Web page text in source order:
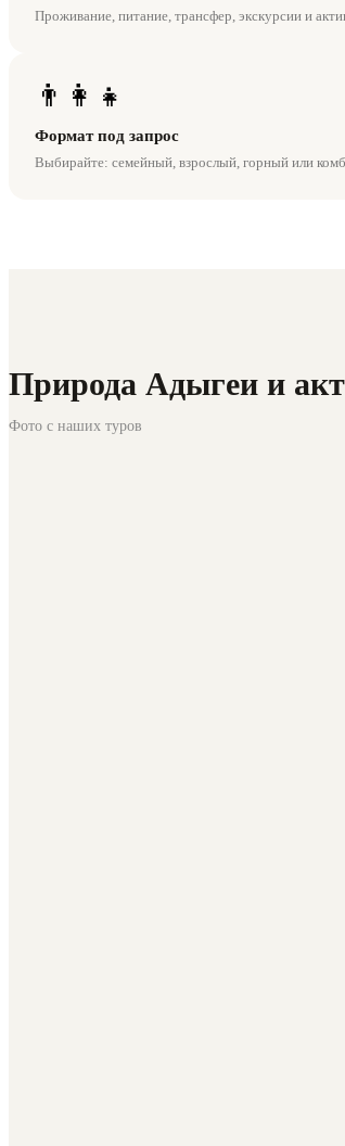
Проживание, питание, трансфер, экскурсии и
👨‍👩‍👧
Формат под запрос
Выбирайте: семейный, взрослый, горный или
Природа Адыгеи и
Фото с наших туров